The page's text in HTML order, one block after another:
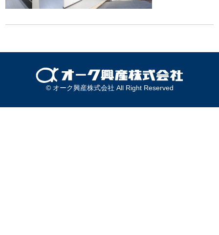
© オーク興産株式会社 All Right Reserved